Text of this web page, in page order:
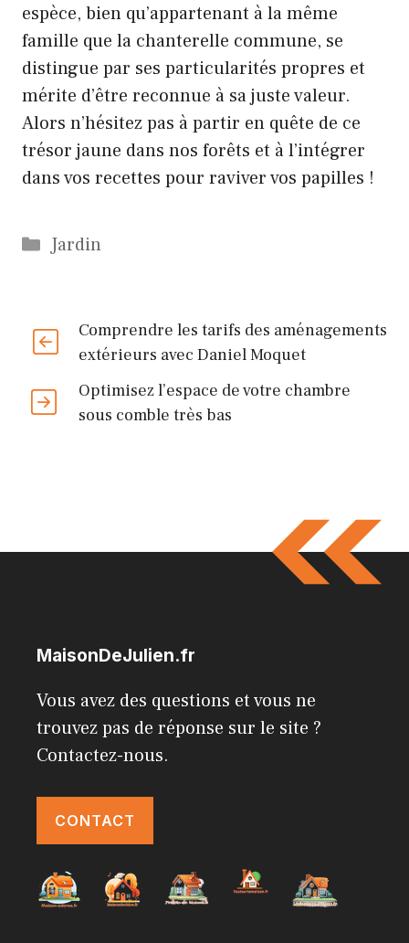
espèce, bien qu’appartenant à la même
famille que la chanterelle commune, se
distingue par ses particularités propres et
mérite d’être reconnue à sa juste valeur.
Alors n’hésitez pas à partir en quête de ce
trésor jaune dans nos forêts et à l’intégrer
dans vos recettes pour raviver vos papilles !
Catégories
Jardin
Comprendre les tarifs des aménagements
extérieurs avec Daniel Moquet
Optimisez l’espace de votre chambre
sous comble très bas
MaisonDeJulien.fr
Vous avez des questions et vous ne
trouvez pas de réponse sur le site ?
Contactez-nous.
CONTACT